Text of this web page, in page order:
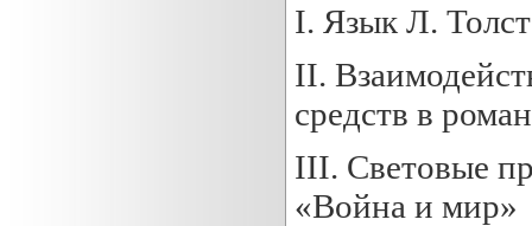
I. Язык Л.
II.
средств в
III. Световые
«Война и мир»